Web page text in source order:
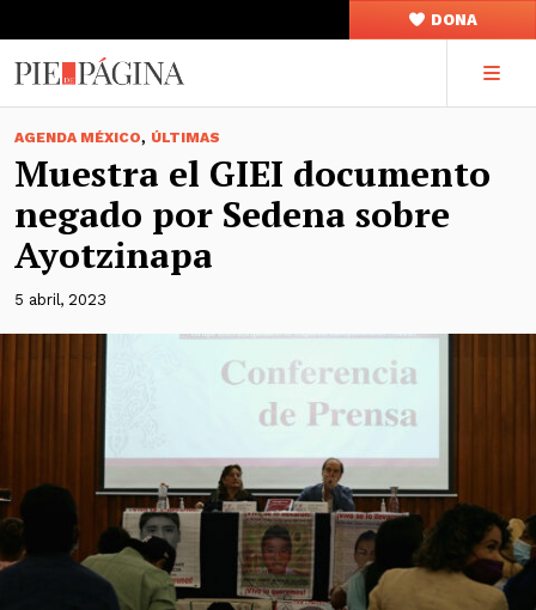
DONA
AGENDA MÉXICO, ÚLTIMAS
Muestra el GIEI documento
negado por Sedena sobre
Ayotzinapa
5 abril, 2023